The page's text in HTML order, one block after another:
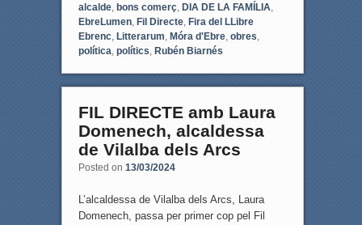
alcalde, bons comerç, DIA DE LA FAMÍLIA,
EbreLumen, Fil Directe, Fira del LLibre
Ebrenc, Litterarum, Móra d'Ebre, obres,
política, polítics, Rubén Biarnés
FIL DIRECTE amb Laura
Domenech, alcaldessa
de Vilalba dels Arcs
Posted on 13/03/2024
L’alcaldessa de Vilalba dels Arcs, Laura
Domenech, passa per primer cop pel Fil